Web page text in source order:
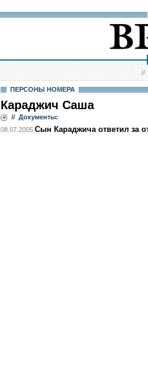
//
ПЕРСОНЫ НОМЕРА
Караджич Саша
// Документы:
08.07.2005 Сын Караджича ответил за